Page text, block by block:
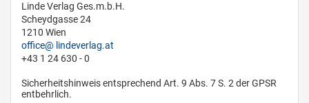
Linde Verlag Ges.m.b.H.
Scheydgasse 24
1210 Wien
office
lindeverlag.at
+43 1 24 630 - 0
Sicherheitshinweis entsprechend Art. 9 Abs. 7 S. 2 der GPSR
entbehrlich.